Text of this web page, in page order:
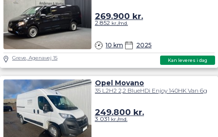
Kan leveres i dag
10 km 2025
269.900 kr.
2.852kr./md.
Greve, Agenavej 15
Opel Movano
35 L2H2 2,2 BlueHDi Enjoy 140HK Van 6g
249.800 kr.
3.031 kr./md.